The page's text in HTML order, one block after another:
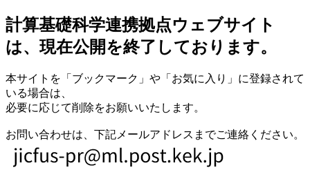
計算基礎科学連携拠点ウェブサイト
は、現在公開を終了しております。
本サイトを「ブックマーク」や「お気に入り」に登録されて
いる場合は、
必要に応じて削除をお願いいたします。
お問い合わせは、下記メールアドレスまでご連絡ください。